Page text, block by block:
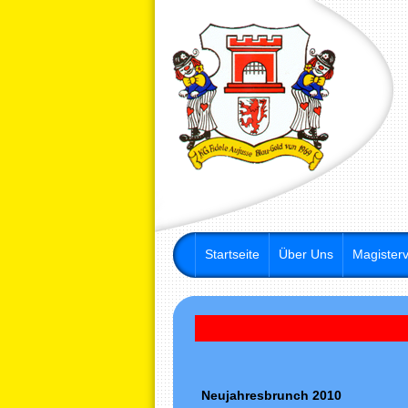
Startseite Über Uns
Neujahresbrunch 2010